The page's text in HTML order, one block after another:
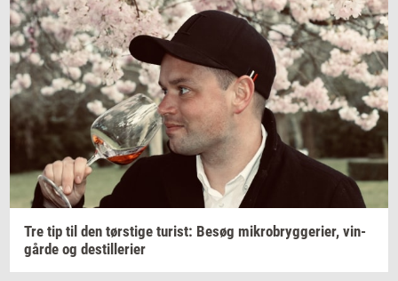
Tre tip til den tørsti­ge turist: Besøg mi­kro­bryg­ge­ri­er, vin­
går­de og destil­le­ri­er